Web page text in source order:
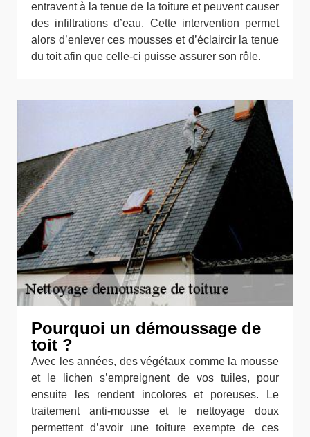
entravent à la tenue de la toiture et peuvent causer
des infiltrations d’eau. Cette intervention permet
alors d’enlever ces mousses et d’éclaircir la tenue
du toit afin que celle-ci puisse assurer son rôle.
Pourquoi un démoussage de
toit ?
Avec les années, des végétaux comme la mousse
et le lichen s’empreignent de vos tuiles, pour
ensuite les rendent incolores et poreuses. Le
traitement anti-mousse et le nettoyage doux
permettent d’avoir une toiture exempte de ces